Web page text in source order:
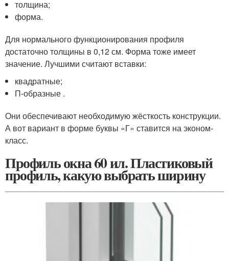
толщина;
форма.
Для нормального функционирования профиля
достаточно толщины в 0,12 см. Форма тоже имеет
значение. Лучшими считают вставки:
квадратные;
П-образные .
Они обеспечивают необходимую жёсткость конструкции.
А вот вариант в форме буквы «Г» ставится на эконом-
класс.
Профиль окна 60 ил. Пластиковый
профиль, какую выбрать ширину